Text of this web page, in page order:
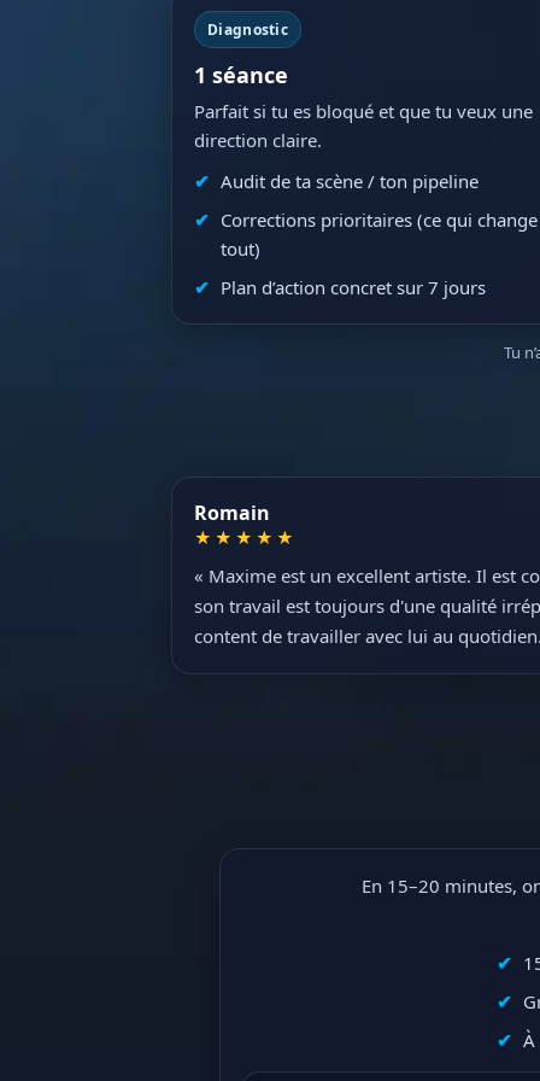
Diagnostic
1 séance
Parfait si tu es bloqué et que tu veux une
direction claire.
Audit de ta scène / ton pipeline
Corrections prioritaires (ce qui change
tout)
Plan d’action concret sur 7 jours
Tu
Romain
★★★★★
« Maxime est un excellent artiste. Il est
son travail est toujours d'une qualité
content de travailler avec lui au
En 15–20 minutes,
À